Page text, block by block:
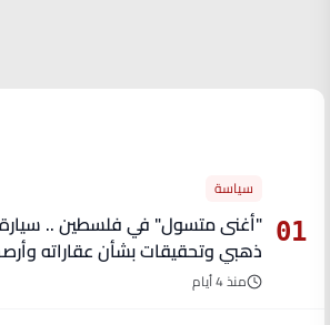
01
سياسة
"أغنى
ذهبي وتحقيقات بشأن عقاراته
منذ 4 أيام